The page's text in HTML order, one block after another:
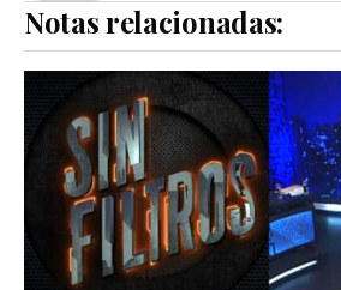
Notas relacionadas: